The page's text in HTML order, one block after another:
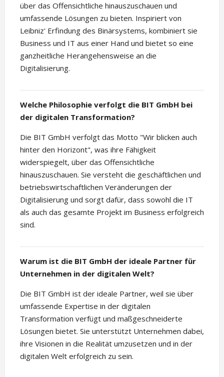
über das Offensichtliche hinauszuschauen und
umfassende Lösungen zu bieten. Inspiriert von
Leibniz' Erfindung des Binärsystems, kombiniert sie
Business und IT aus einer Hand und bietet so eine
ganzheitliche Herangehensweise an die
Digitalisierung.
Welche Philosophie verfolgt die BIT GmbH bei
der digitalen Transformation?
Die BIT GmbH verfolgt das Motto "Wir blicken auch
hinter den Horizont", was ihre Fähigkeit
widerspiegelt, über das Offensichtliche
hinauszuschauen. Sie versteht die geschäftlichen und
betriebswirtschaftlichen Veränderungen der
Digitalisierung und sorgt dafür, dass sowohl die IT
als auch das gesamte Projekt im Business erfolgreich
sind.
Warum ist die BIT GmbH der ideale Partner für
Unternehmen in der digitalen Welt?
Die BIT GmbH ist der ideale Partner, weil sie über
umfassende Expertise in der digitalen
Transformation verfügt und maßgeschneiderte
Lösungen bietet. Sie unterstützt Unternehmen dabei,
ihre Visionen in die Realität umzusetzen und in der
digitalen Welt erfolgreich zu sein.